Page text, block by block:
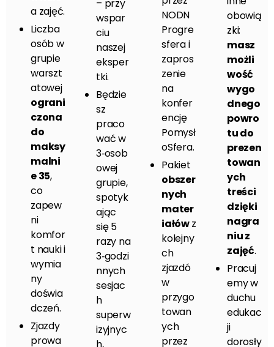
a zajęć.
Liczba
osób w
grupie
warszt
atowej
ograni
czona
do
maksy
malni
e 35,
co
zapew
ni
komfor
t nauki i
wymia
ny
doświa
dczeń.
Zjazdy
prowa
– przy
wspar
ciu
naszej
eksper
tki.
Będzie
sz
praco
wać w
3‑osob
owej
grupie,
spotyk
ając
się 5
razy na
3‑godzi
nnych
sesjac
h
superw
izyjnyc
NODN
Progre
sfera i
zapros
zenie
na
konfer
encję
Pomysł
oSfera.
Pakiet
obszer
nych
mater
iałówz
kolejny
ch
zjazdó
w
przygo
towan
ych
przez
obowią
zki:
masz
możli
wość
wygo
dnego
powro
tu do
prezen
towan
ych
treści
dzięki
nagra
niu z
zajęć.
Pracuj
emy w
duchu
edukac
ji
dorosły